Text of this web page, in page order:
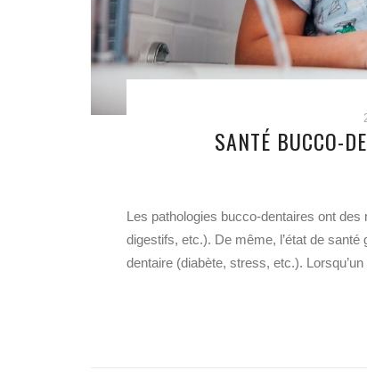
SANTÉ BUCCO-
Les pathologies bucco-dentaires ont des
digestifs, etc.). De même, l’état de
dentaire (diabète, stress, etc.).